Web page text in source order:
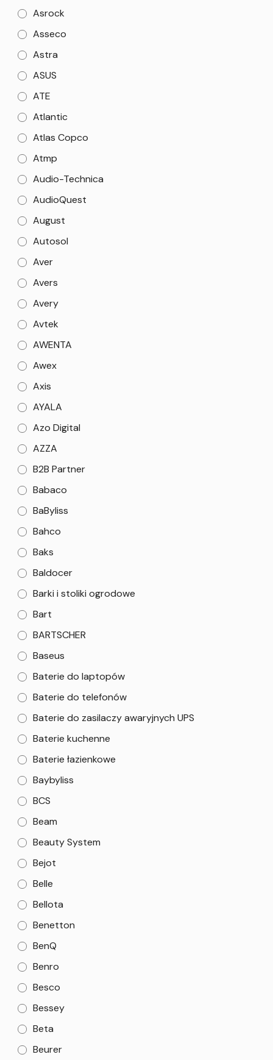
Asrock
Asseco
Astra
ASUS
ATE
Atlantic
Atlas Copco
Atmp
Audio-Technica
AudioQuest
August
Autosol
Aver
Avers
Avery
Avtek
AWENTA
Awex
Axis
AYALA
Azo Digital
AZZA
B2B Partner
Babaco
BaByliss
Bahco
Baks
Baldocer
Barki i stoliki ogrodowe
Bart
BARTSCHER
Baseus
Baterie do laptopów
Baterie do telefonów
Baterie do zasilaczy awaryjnych UPS
Baterie kuchenne
Baterie łazienkowe
Baybyliss
BCS
Beam
Beauty System
Bejot
Belle
Bellota
Benetton
BenQ
Benro
Besco
Bessey
Beta
Beurer